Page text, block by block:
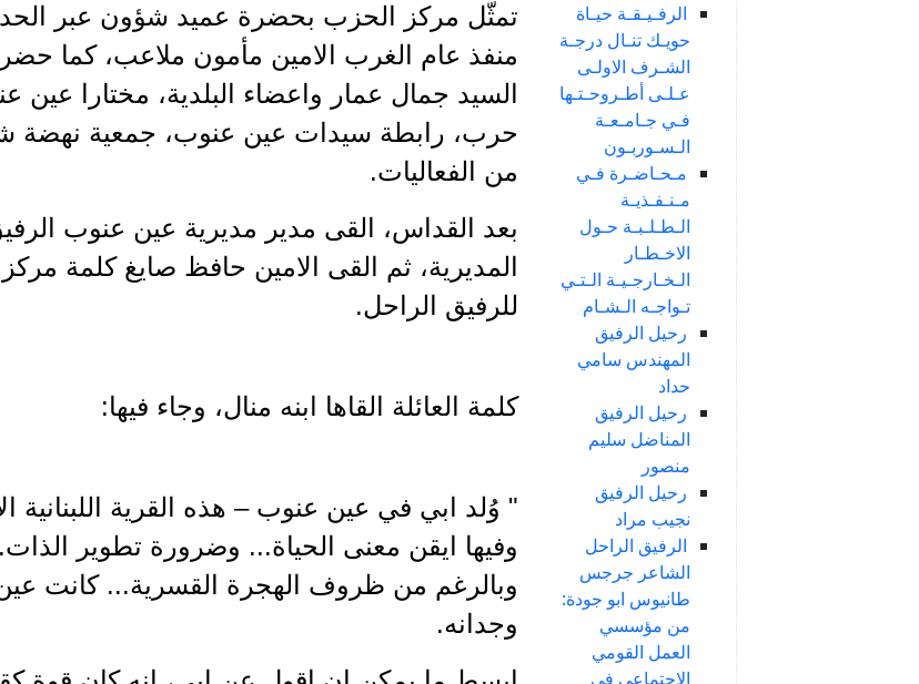
الرفـيـقـة حيـاة
حويـك تنـال درجـة
الشـرف الاولـى
عـلـى أطـروحـتـها
فـي جـامـعـة
الـسـوربـون
مـحـاضـرة فـي
مـنـفـذيـة
الـطـلـبـة حـول
الاخـطـار
الـخـارجـيـة الـتـي
تـواجـه الـشـام
رحيل الرفيق
المهندس سامي
حداد
رحيل الرفيق
المناضل سليم
منصور
رحيل الرفيق
نجيب مراد
الرفيق الراحل
الشاعر جرجس
طانيوس ابو جودة:
من مؤسسي
العمل القومي
الاجتماعي في
تمثّل مركز الحزب بحضرة عميد شؤون عبر
منفذ عام الغرب الامين مأمون ملاعب، كما
السيد جمال عمار واعضاء البلدية، مختارا
حرب، رابطة سيدات عين عنوب، جمعية نهضة
من الفعاليات.
بعد القداس، القى مدير مديرية عين عنوب
المديرية، ثم القى الامين حافظ صايغ كلمة
للرفيق الراحل.
كلمة العائلة القاها ابنه منال، وجاء فيها:
" وُلد ابي في عين عنوب – هذه القرية
وفيها ايقن معنى الحياة... وضرورة تطوير
وبالرغم من ظروف الهجرة القسرية... كانت
وجدانه.